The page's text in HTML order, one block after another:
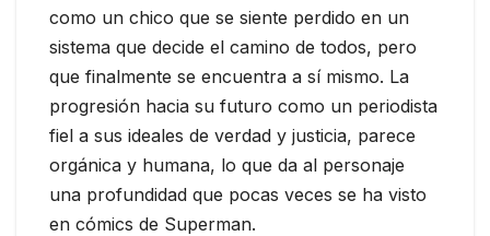
como un chico que se siente perdido en un
sistema que decide el camino de todos, pero
que finalmente se encuentra a sí mismo. La
progresión hacia su futuro como un periodista
fiel a sus ideales de verdad y justicia, parece
orgánica y humana, lo que da al personaje
una profundidad que pocas veces se ha visto
en cómics de Superman.